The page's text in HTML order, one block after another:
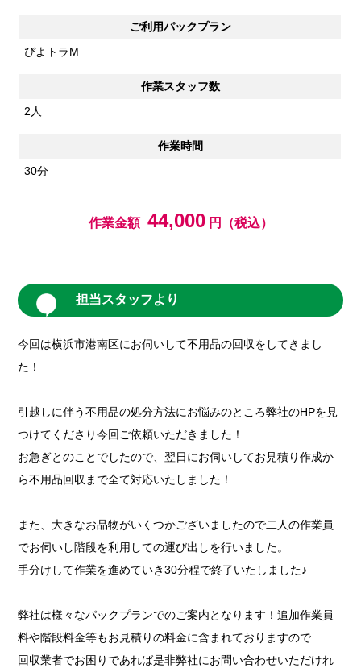
ご利用パックプラン
ぴよトラM
作業スタッフ数
2人
作業時間
30分
作業金額 44,000円（税込）
担当スタッフより
今回は横浜市港南区にお伺いして不用品の回収をしてきまし
た！
引越しに伴う不用品の処分方法にお悩みのところ弊社のHPを見
つけてくださり今回ご依頼いただきました！
お急ぎとのことでしたので、翌日にお伺いしてお見積り作成か
ら不用品回収まで全て対応いたしました！
また、大きなお品物がいくつかございましたので二人の作業員
でお伺いし階段を利用しての運び出しを行いました。
手分けして作業を進めていき30分程で終了いたしました♪
弊社は様々なパックプランでのご案内となります！追加作業員
料や階段料金等もお見積りの料金に含まれておりますので
回収業者でお困りであれば是非弊社にお問い合わせいただけれ